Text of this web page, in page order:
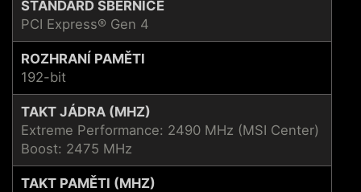
STANDARD SBĚRNICE
PCI Express® Gen 4
ROZHRANÍ PAMĚTI
192-bit
TAKT JÁDRA (MHZ)
Extreme Performance: 2490 MHz (MSI Center)
Boost: 2475 MHz
TAKT PAMĚTI (MHZ)